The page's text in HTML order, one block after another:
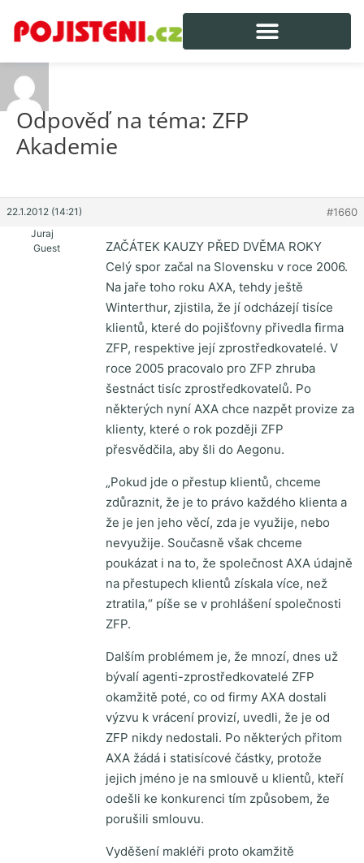
Odpověď na téma: ZFP
Akademie
22.1.2012 (14:21) #1660
Juraj
Guest
ZAČÁTEK KAUZY PŘED DVĚMA ROKY
Celý spor začal na Slovensku v roce 2006.
Na jaře toho roku AXA, tehdy ještě
Winterthur, zjistila, že jí odcházejí tisíce
klientů, které do pojišťovny přivedla firma
ZFP, respektive její zprostředkovatelé. V
roce 2005 pracovalo pro ZFP zhruba
šestnáct tisíc zprostředkovatelů. Po
některých nyní AXA chce nazpět provize za
klienty, které o rok později ZFP
přesvědčila, aby šli do Aegonu.
„Pokud jde o přestup klientů, chceme
zdůraznit, že je to právo každého klienta a
že je jen jeho věcí, zda je využije, nebo
nevyužije. Současně však chceme
poukázat i na to, že společnost AXA údajně
na přestupech klientů získala více, než
ztratila,“ píše se v prohlášení společnosti
ZFP.
Dalším problémem je, že mnozí, dnes už
bývalí agenti-zprostředkovatelé ZFP
okamžitě poté, co od firmy AXA dostali
výzvu k vrácení provizí, uvedli, že je od
ZFP nikdy nedostali. Po některých přitom
AXA žádá i statisícové částky, protože
jejich jméno je na smlouvě u klientů, kteří
odešli ke konkurenci tím způsobem, že
porušili smlouvu.
Vyděšení makléři proto okamžitě